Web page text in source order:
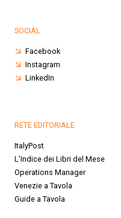
SOCIAL
Facebook
Instagram
LinkedIn
RETE EDITORIALE
ItalyPost
L’Indice dei Libri del Mese
Operations Manager
Venezie a Tavola
Guide a Tavola